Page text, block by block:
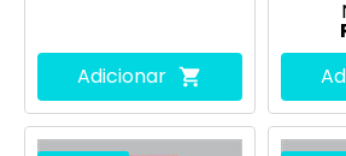
Adicionar